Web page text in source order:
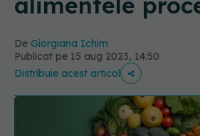
De Giorgiana Ichim
Publicat pe 15 aug 2023, 14:50
Distribuie acest articol